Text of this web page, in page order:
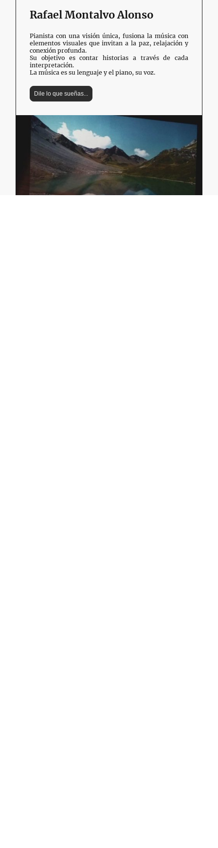
Rafael Montalvo Alonso
Pianista con una visión única, fusiona la música con
elementos visuales que invitan a la paz, relajación y
conexión profunda.
Su objetivo es contar historias a través de cada
interpretación.
La música es su lenguaje y el piano, su voz.
Dile lo que sueñas...